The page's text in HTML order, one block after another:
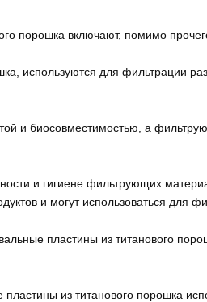
порошка включают, помимо
используются для фильтрации
и биосовместимостью, а
и гигиене фильтрующих
и могут использоваться для
пластины из титанового
из титанового порошка